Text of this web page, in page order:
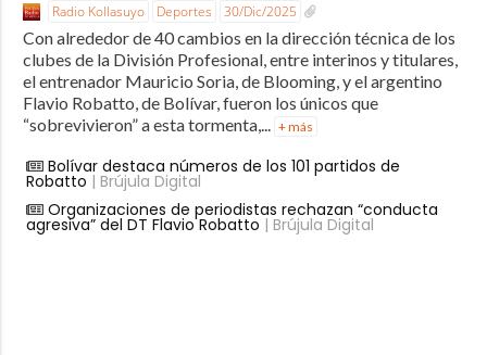
Radio Kollasuyo Deportes 30/Dic/2025
Con alrededor de 40 cambios en la dirección técnica de los
clubes de la División Profesional, entre interinos y titulares,
el entrenador Mauricio Soria, de Blooming, y el argentino
Flavio Robatto, de Bolívar, fueron los únicos que
“sobrevivieron” a esta tormenta,... + más
Bolívar destaca números de los 101 partidos de
Robatto | Brújula Digital
Organizaciones de periodistas rechazan “conducta
agresiva” del DT Flavio Robatto | Brújula Digital